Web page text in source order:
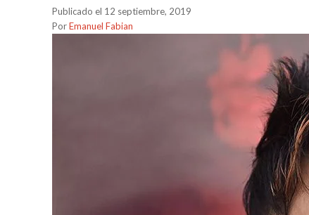
Publicado el 12 septiembre, 2019
PorEmanuel Fabian